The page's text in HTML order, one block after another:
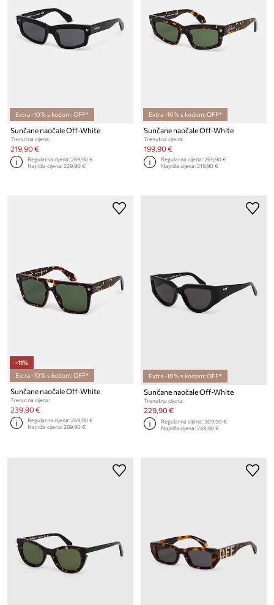
Extra -10% s kodom: OFF*
Sunčane naočale Off-White
Trenutna cijena:
219,90 €
Regularna cijena:269,90 €
Najniža cijena:229,90 €
Extra -10% s kodom: OFF*
Sunčane naočale Off-White
Trenutna cijena:
199,90 €
Regularna cijena:269,90 €
Najniža cijena:219,90 €
-11%
Extra -10% s kodom: OFF*
Sunčane naočale Off-White
Trenutna cijena:
239,90 €
Regularna cijena:269,90 €
Najniža cijena:269,90 €
Extra -10% s kodom: OFF*
Sunčane naočale Off-White
Trenutna cijena:
229,90 €
Regularna cijena:309,90 €
Najniža cijena:249,90 €